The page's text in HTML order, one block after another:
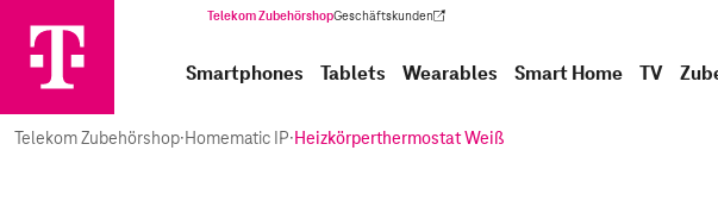
Telekom ZubehörshopGeschäftskunden
(Wird in einem neuen Tab geöffnet)
Smartphones Tablets Wearables Smart Home TV
Telekom Zubehörshop·Homematic IP·Heizkörperthermostat Weiß